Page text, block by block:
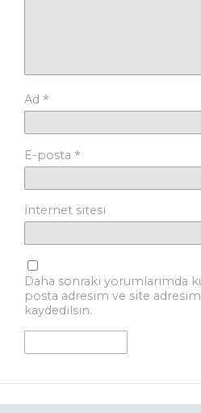
Ad *
E-posta *
İnternet sitesi
Daha sonraki yorumlarımda
posta adresim ve site adresim
kaydedilsin.